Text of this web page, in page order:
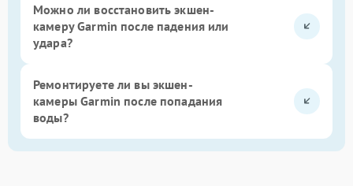
Можно ли восстановить экшен-
камеру Garmin после падения или
удара?
Ремонтируете ли вы экшен-
камеры Garmin после попадания
воды?